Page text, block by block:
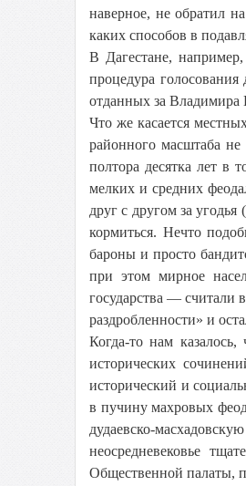
наверное, не обратил
каких способов в
В Дагестане,
процедура
отданных за Владимира
Что же касается
районного масштаба
полтора десятка лет в
мелких и средних
друг с другом за
кормиться. Нечто
бароны и просто
при этом мирное
государства — считали
раздробленности» и
Когда-то нам
исторических
исторический и
в пучину махровых
дудаевско-
неосредневековье
Общественной палаты,